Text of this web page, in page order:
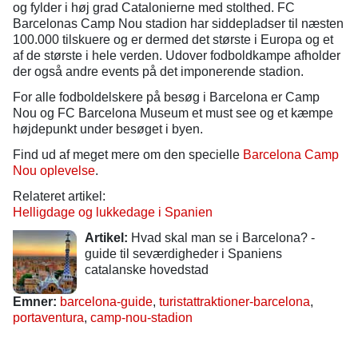
og fylder i høj grad Catalonierne med stolthed. FC
Barcelonas Camp Nou stadion har siddepladser til næsten
100.000 tilskuere og er dermed det største i Europa og et
af de største i hele verden. Udover fodboldkampe afholder
der også andre events på det imponerende stadion.
For alle fodboldelskere på besøg i Barcelona er Camp
Nou og FC Barcelona Museum et must see og et kæmpe
højdepunkt under besøget i byen.
Find ud af meget mere om den specielle Barcelona Camp
Nou oplevelse.
Relateret artikel:
Helligdage og lukkedage i Spanien
Artikel: Hvad skal man se i Barcelona? -
guide til seværdigheder i Spaniens
catalanske hovedstad
Emner: barcelona-guide, turistattraktioner-barcelona,
portaventura, camp-nou-stadion